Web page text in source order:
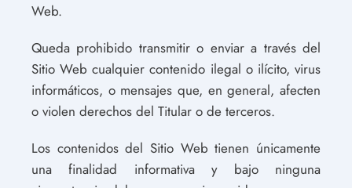
Web.
Queda prohibido transmitir o enviar a través del
Sitio Web cualquier contenido ilegal o ilícito, virus
informáticos, o mensajes que, en general, afecten
o violen derechos del Titular o de terceros.
Los contenidos del Sitio Web tienen únicamente
una finalidad informativa y bajo ninguna